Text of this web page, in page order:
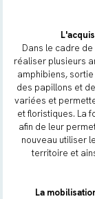
Dans le cadre de
réaliser plusieurs
amphibiens,
des papillons et
variées et
et floristiques. La
afin de leur
nouveau utiliser
territoire et
La